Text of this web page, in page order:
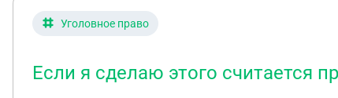
Уголовное право
Если я сделаю этого считается